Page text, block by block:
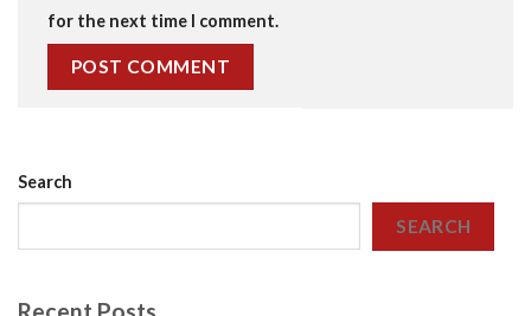
for the next time I comment.
Search
SEARCH